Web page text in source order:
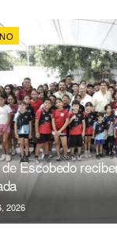
Escobedo
2026